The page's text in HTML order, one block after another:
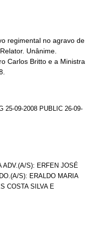
regimental no agravo de
Unânime.
Carlos Britto e a Ministra
25-09-2008 PUBLIC 26-09-
ADV.(A/S): ERFEN JOSÉ
S): ERALDO MARIA
COSTA SILVA E